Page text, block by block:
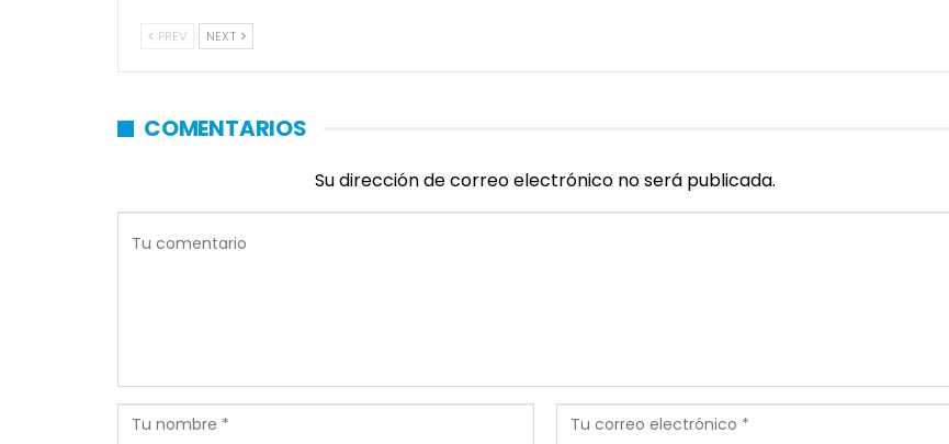
PREV NEXT
COMENTARIOS
Su dirección de correo electrónico no será publicada.